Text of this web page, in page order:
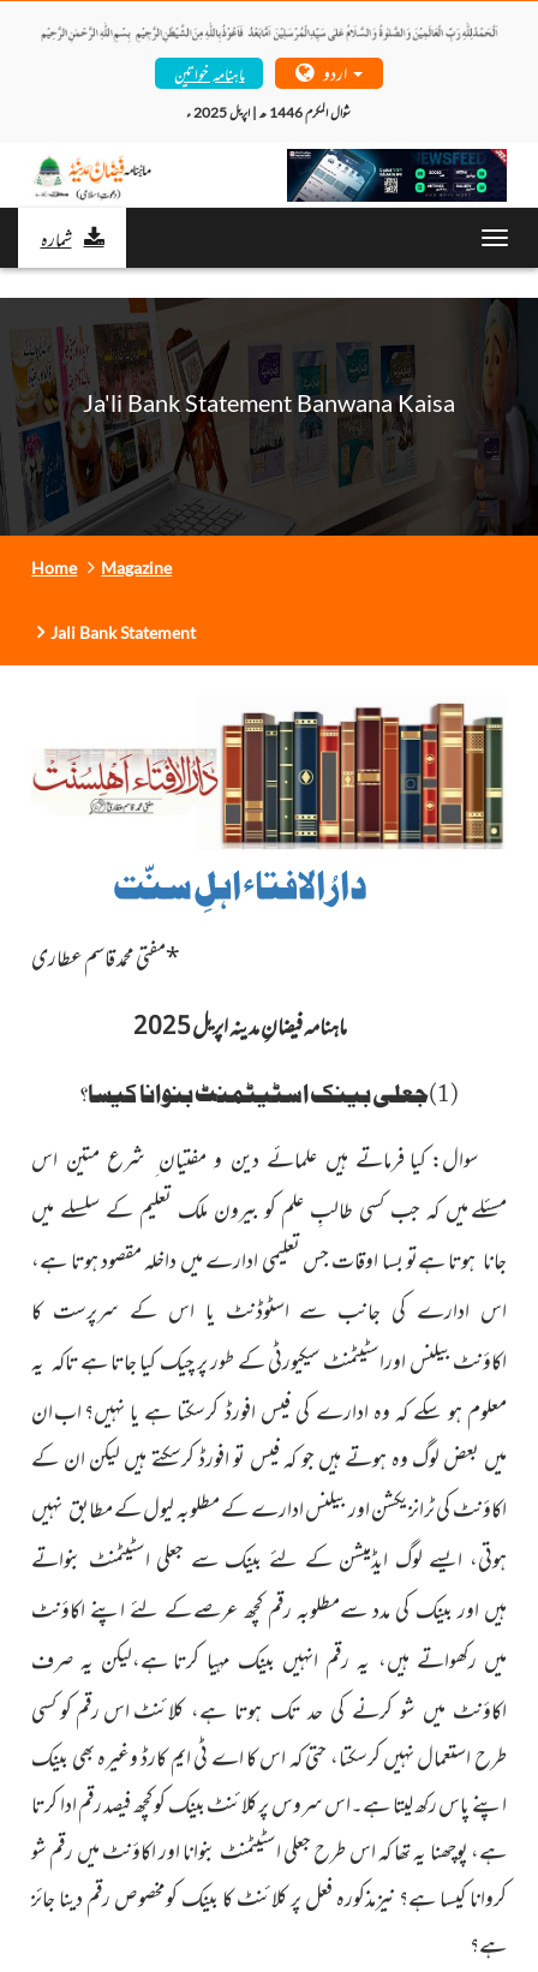
ماہنامہ خواتین
شوال المکرم 1446 ھ | اپریل 2025 ء
شمارہ
Ja'li Bank Statement Banwana Kaisa
Home Magazine
Jali Bank Statement
دارُالافتاء اہلِ سنّت
*مفتی محمد قاسم عطاری
ماہنامہ فیضانِ مدینہ اپریل 2025
(1)جعلی بینک اسٹیٹمنٹ بنوانا کیسا؟
سوال:کیا فرماتے ہیں علمائے دین و مفتیان ِ شرع متین اس
مسئلےمیں کہ جب کسی طالبِ علم کو بیرون ملک تعلیم کے سلسلے میں
جانا ہوتاہےتو بسا اوقات جس تعلیمی ادارے میں داخلہ مقصود ہوتا ہے،
اس ادارے کی جانب سے اسٹوڈنٹ یا اس کے سرپرست کا
اکاؤنٹبیلنس اوراسٹیٹمنٹ سیکیورٹی کے طور پر چیک کیا جاتا ہےتاکہ یہ
معلوم ہو سکے کہ وہ ادارے کی فیس افورڈ کرسکتا ہے یا نہیں؟اب ان
میں بعض لوگ وہ ہوتے ہیں جو کہ فیس تو افورڈ کرسکتے ہیں لیکن ان کے
اکاؤنٹ کی ٹرانزیکشن اور بیلنس ادارے کے مطلوبہ لیول کےمطابق نہیں
ہوتی، ایسے لوگ ایڈمیشن کے لئے بینک سے جعلی اسٹیٹمنٹ بنواتے
ہیں اور بینک کی مدد سےمطلوبہ رقم کچھ عرصےکے لئے اپنے اکاؤنٹ
میں رکھواتے ہیں، یہ رقم انہیں بینک مہیا کرتاہے،لیکن یہ صرف
اکاؤنٹ میں شو کرنے کی حد تک ہوتا ہے، کلائنٹاس رقم کو کسی
طرح استعمال نہیں کرسکتا، حتی کہ اس کا اے ٹی ایم کارڈ وغیرہ بھی بینک
اپنے پاس رکھ لیتا ہے۔اس سروس پر کلائنٹ بینک کو کچھ فیصد رقم ادا کرتا
ہے، پوچھنا یہ تھا کہ اس طرح جعلی اسٹیٹمنٹ بنوانا اور اکاؤنٹ میں رقم شو
کروانا کیسا ہے؟ نیزمذکورہ فعل پر کلائنٹ کا بینک کومخصوص رقم دینا جائز
ہے؟